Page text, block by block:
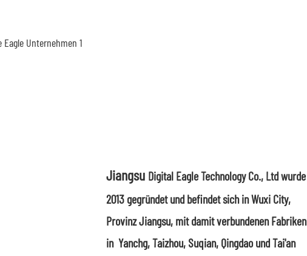
Jiangsu Digital Eagle Technology Co., Ltd wurde
2013 gegründet und befindet sich in Wuxi City,
Provinz Jiangsu, mit damit verbundenen Fabriken
in Yanchg, Taizhou, Suqian, Qingdao und Tai'an